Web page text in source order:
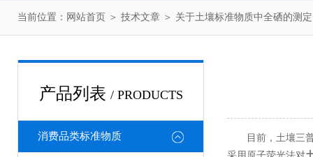
当前位置： 网站首页 ＞ 技术文章 ＞ 关于土壤标准物质中全硒的测定
产品列表 / PRODUCTS
消费品类标准物质
目前，土壤三普